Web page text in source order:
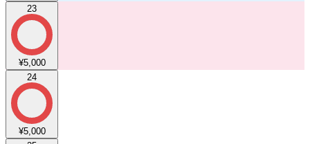
23
¥5,000
24
¥5,000